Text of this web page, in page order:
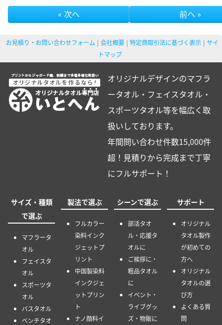
« 次へ
前へ »
お見積り・お問い合わせフォーム 会社概要 特定商取引法に基づく表示
サイ
トマップ
オリジナルデザインのマフラ
ータオル・フェイスタオル・
スポーツタオル等を幅広く取
扱いしております。
年間問い合わせ件数15,000件
超！見積りから完成まで丁寧
にフルサポート！
サイズ・種類
で選ぶ
マフラータ
オル
フェイスタ
オル
スポーツタ
オル
バスタオル
ベンチタオ
製法で選ぶ
フルカラー
染料インク
ジェットプ
リント
中国製染料
インクジェ
ットプリン
ト
ナノ顔料イ
シーンで選ぶ
部活タオ
ル・応援タ
オルに
ご挨拶に・
粗品タオル
に
イベント・
ライブグッ
ズ・物販に
サポート
オリジナル
タオル製作
が初めての
方へ
オリジナル
タオルの選
び方
よくある質
問